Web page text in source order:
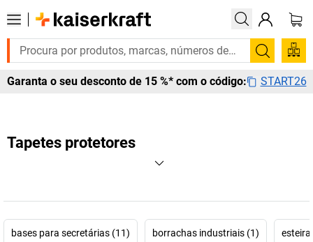
Garanta o seu desconto de 15 %* com o código: START26
Tapetes protetores
bases para secretárias (11) borrachas industriais (1)